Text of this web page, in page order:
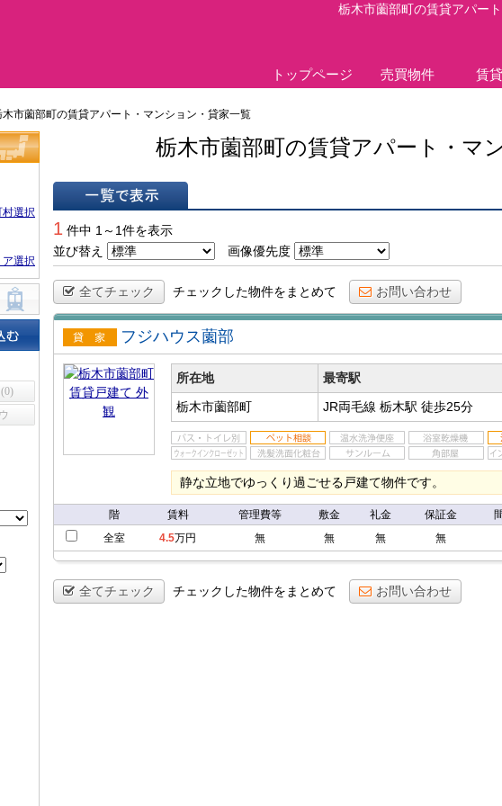
栃木市薗部町の賃貸アパー
トップページ 売買物件 賃
木市薗部町の賃貸アパート・マンション・貸家一覧
選択
ア選択
栃木市薗部町の賃貸アパート・マ
1 件中 1～1件を表示
並び替え
画像優先度
全てチェック チェックした物件をまとめて お問い合わせ
賃貸戸建
て
フジハウス薗部
所在地 最寄駅
栃木市薗部町
JR両毛線 栃木駅 徒歩25分
静な立地でゆっくり過ごせる戸建て物件です。
階 賃料 管理費等 敷金 礼金 保証金
全室
4.5万円 無 無 無 無
全てチェック チェックした物件をまとめて お問い合わせ